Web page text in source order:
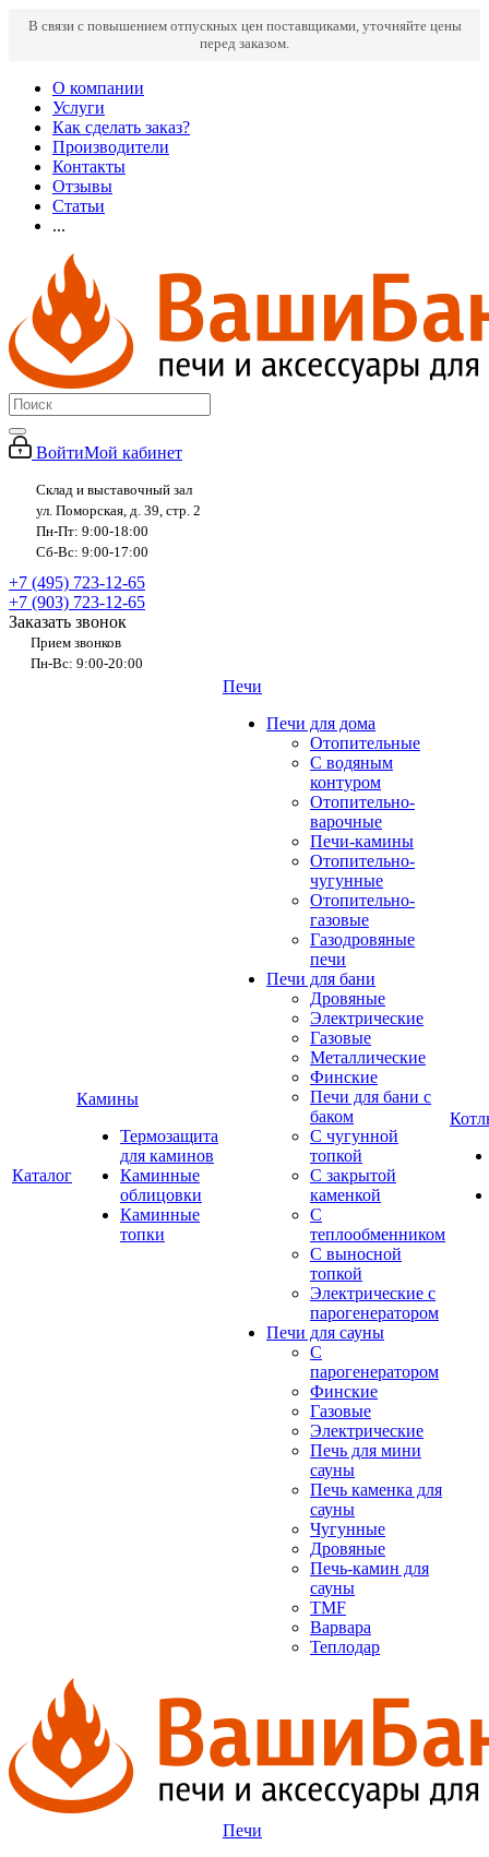
В связи с повышением отпускных цен поставщиками, уточняйте цены
перед заказом.
О компании
Услуги
Как сделать заказ?
Производители
Контакты
Отзывы
Статьи
...
ВойтиМой кабинет
Склад и выставочный зал
ул. Поморская, д. 39, стр. 2
Пн-Пт: 9:00-18:00
Сб-Вс: 9:00-17:00
+7 (495) 723-12-65
+7 (903) 723-12-65
Заказать звонок
Прием звонков
Пн-Вс: 9:00-20:00
Каталог
Камины
Термозащита
для каминов
Каминные
облицовки
Каминные
топки
Печи
Печи для дома
Отопительные
C водяным
контуром
Отопительно-
варочные
Печи-камины
Отопительно-
чугунные
Отопительно-
газовые
Газодровяные
печи
Печи для бани
Дровяные
Электрические
Газовые
Металлические
Финские
Печи для бани с
баком
С чугунной
топкой
С закрытой
каменкой
С
теплообменником
С выносной
топкой
Электрические с
парогенератором
Печи для сауны
С
парогенератором
Финские
Газовые
Электрические
Печь для мини
сауны
Печь каменка для
сауны
Чугунные
Дровяные
Печь-камин для
сауны
TMF
Варвара
Теплодар
Печи